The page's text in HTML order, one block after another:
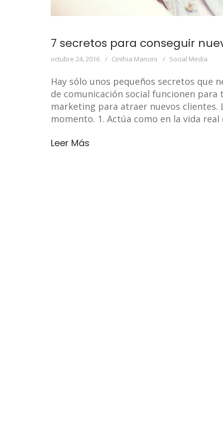
7 secretos para conseguir
octubre 24, 2016 Cinthia Mancini Social Media
Hay sólo unos pequeños secretos que
de comunicación social funcionen
marketing para atraer nuevos
momento. 1. Actúa como en la vida
Leer Más